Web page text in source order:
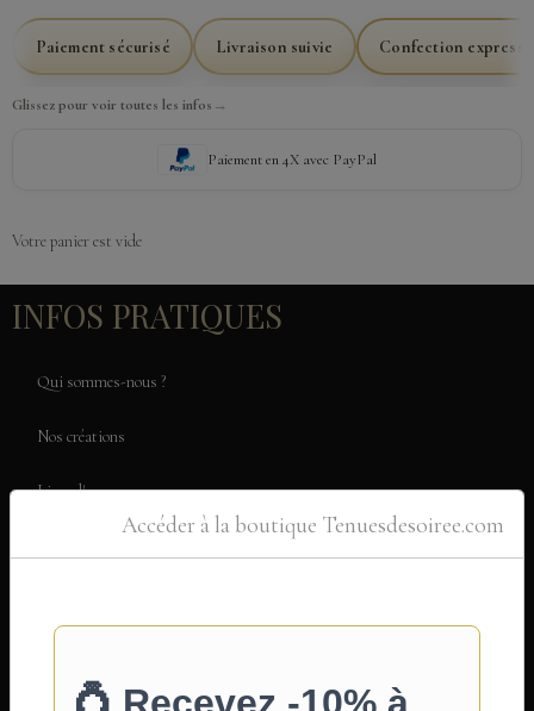
Paiement sécurisé Livraison suivie Confection express
Glissez pour voir toutes les infos →
Paiement en 4X avec PayPal
Votre panier est vide
INFOS PRATIQUES
Qui sommes-nous ?
Nos créations
Livre d'or
Accéder à la boutique Tenuesdesoiree.com